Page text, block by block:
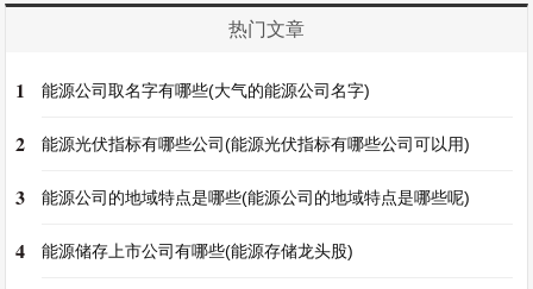
热门文章
1 能源公司取名字有哪些(大气的能源公司名字)
2 能源光伏指标有哪些公司(能源光伏指标有哪些公司可以用)
3 能源公司的地域特点是哪些(能源公司的地域特点是哪些呢)
4 能源储存上市公司有哪些(能源存储龙头股)